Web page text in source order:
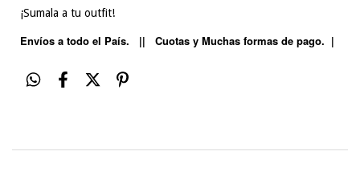
¡Sumala a tu outfit!
Envíos a todo el País. || Cuotas y Muchas formas de pago. |